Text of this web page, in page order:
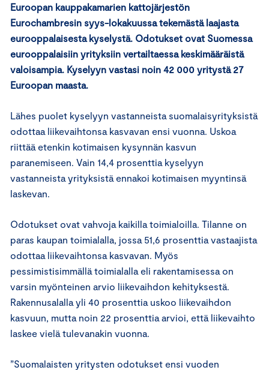
Euroopan kauppakamarien kattojärjestön
Eurochambresin syys-lokakuussa tekemästä laajasta
eurooppalaisesta kyselystä. Odotukset ovat Suomessa
eurooppalaisiin yrityksiin vertailtaessa keskimääräistä
valoisampia. Kyselyyn vastasi noin 42 000 yritystä 27
Euroopan maasta.
Lähes puolet kyselyyn vastanneista suomalaisyrityksistä
odottaa liikevaihtonsa kasvavan ensi vuonna. Uskoa
riittää etenkin kotimaisen kysynnän kasvun
paranemiseen. Vain 14,4 prosenttia kyselyyn
vastanneista yrityksistä ennakoi kotimaisen myyntinsä
laskevan.
Odotukset ovat vahvoja kaikilla toimialoilla. Tilanne on
paras kaupan toimialalla, jossa 51,6 prosenttia vastaajista
odottaa liikevaihtonsa kasvavan. Myös
pessimistisimmällä toimialalla eli rakentamisessa on
varsin myönteinen arvio liikevaihdon kehityksestä.
Rakennusalalla yli 40 prosenttia uskoo liikevaihdon
kasvuun, mutta noin 22 prosenttia arvioi, että liikevaihto
laskee vielä tulevanakin vuonna.
”Suomalaisten yritysten odotukset ensi vuoden